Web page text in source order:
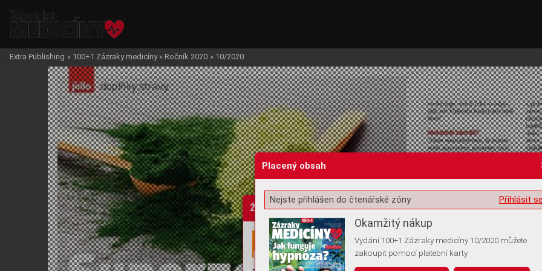
Žádost o souhlas s ukládáním volitelných informací
Extra Publishing » 100+1 Zázraky medicíny » Ročník 2020 » 10/2020
Placený obsah
Přihlásit
Nejste přihlášen do čtenářské zóny
Okamžitý nákup
Vydání 100+1 Zázraky medicíny 10/2020 můžete
zakoupit pomocí platební karty